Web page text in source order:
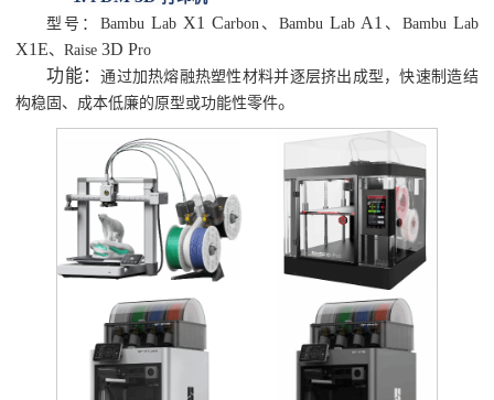
型号： Bambu LabX1 Carbon 、 Bambu LabA1 、 Bambu Lab
X1E、Raise 3D Pro
功能：通过加热熔融热塑性材料并逐层挤出成型，快速制造结
构稳固、成本低廉的原型或功能性零件。